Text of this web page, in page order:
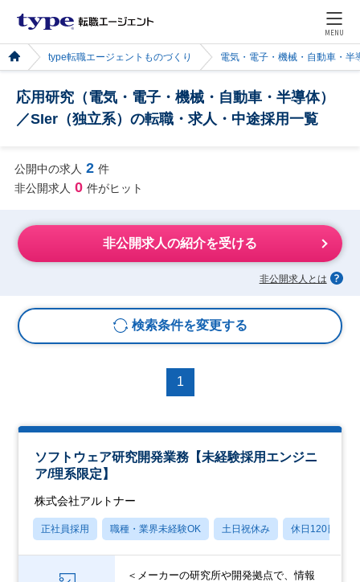
MENU
type転職エージェントものづくり 電気・電子・機械・自動車・半
応用研究（電気・電子・機械・自動車・半導体）
／SIer（独立系）の転職・求人・中途採用一覧
公開中の求人 2 件
非公開求人 0 件がヒット
非公開求人の紹介を受ける
非公開求人とは
検索条件を変更する
1
ソフトウェア研究開発業務【未経験採用エンジニ
ア/理系限定】
株式会社アルトナー
正社員採用 職種・業界未経験OK 土日祝休み 休日120日以上
＜メーカーの研究所や開発拠点で、情報